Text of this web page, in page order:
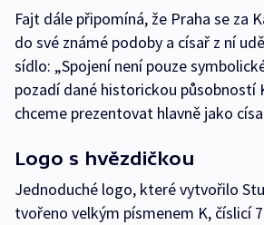
Fajt dále připomíná, že Praha se za
do své známé podoby a císař z ní
sídlo: „Spojení není pouze
pozadí dané historickou působností
chceme prezentovat hlavně jako
Logo s hvězdičkou
Jednoduché logo, které vytvořilo
tvořeno velkým písmenem K, číslicí